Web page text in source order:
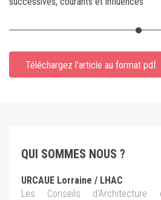
Téléchargez l'article au format pdf
QUI SOMMES NOUS ?
URCAUE Lorraine / LHAC
Les Conseils d’Architecture